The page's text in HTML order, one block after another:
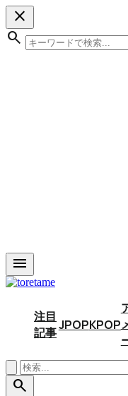
close
search
menu
注目
記事JPOPKPOP
search